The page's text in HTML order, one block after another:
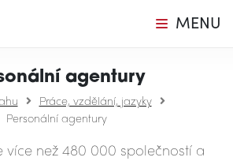
MENU
agentury
Práce, vzdělání, jazyky
Personální agentury
více než 480 000 společností a